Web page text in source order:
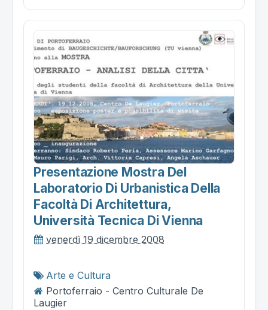
Presentazione Mostra Del
Laboratorio Di Urbanistica Della
Facoltà Di Architettura,
Università Tecnica Di Vienna
venerdì 19 dicembre 2008
Arte e Cultura
Portoferraio - Centro Culturale De
Laugier